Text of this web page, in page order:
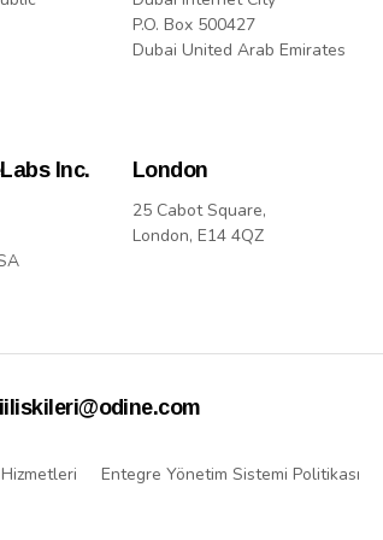
P.O. Box 500427
Dubai United Arab Emirates
Inc. London
25 Cabot Square,
London, E14 4QZ
Entegre Yönetim Sistemi Politikası